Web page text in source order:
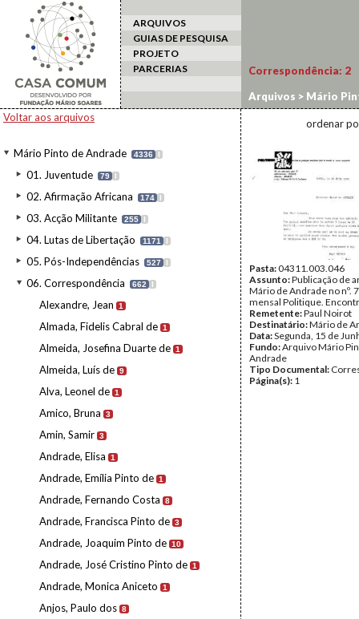
ARQUIVOS
GUIAS DE PESQUISA
PROJETO
PARCERIAS
Voltar aos arquivos
Mário Pinto de Andrade 4336 I
01. Juventude 79 I
02. Afirmação Africana 174 I
03. Acção Militante 255 I
04. Lutas de Libertação 1171 I
05. Pós-Independências 527 I
06. Correspondência 662 I
Alexandre, Jean 1
Almada, Fidelis Cabral de 1
Almeida, Josefina Duarte de 1
Almeida, Luís de 9
Alva, Leonel de 1
Amico, Bruna 3
Amin, Samir 3
Andrade, Elisa 1
Andrade, Emília Pinto de 1
Andrade, Fernando Costa 8
Andrade, Francisca Pinto de 3
Andrade, Joaquim Pinto de 10
Andrade, José Cristino Pinto de 1
Andrade, Monica Aniceto 1
Anjos, Paulo dos 8
Correspondência: 2
Arquivos > Mário
ordenar
Pasta:04311.003.046
Assunto:Publicação de
Mário de Andrade no nº.
mensal Politique.
Remetente:Paul Noirot
Destinatário:Mário de
Data:Segunda, 15 de
Fundo:Arquivo Mário
Andrade
Tipo Documental:
Página(s): 1